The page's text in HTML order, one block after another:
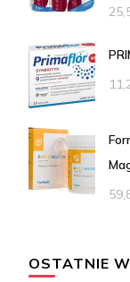
OSTATNIE